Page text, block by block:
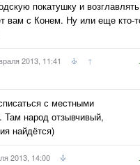
покатушку и возглавлять
вам с Конем. Ну или еще кто-
2013, 11:41 ↑
с местными
Там народ отзывчивый,
найдётся)
2013, 14:00